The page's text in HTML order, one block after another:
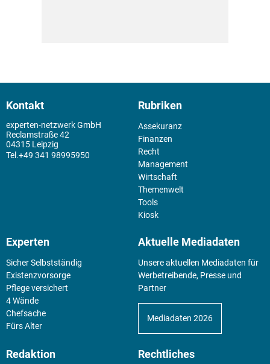
Kontakt
experten-netzwerk GmbH
Reclamstraße 42
04315 Leipzig
+49 341 98995950
Rubriken
Assekuranz
Finanzen
Recht
Management
Wirtschaft
Themenwelt
Tools
Kiosk
Experten
Sicher Selbstständig
Existenz­vorsorge
Pflege versichert
4 Wände
Chefsache
Fürs Alter
Aktuelle Mediadaten
Unsere aktuellen Mediadaten für
Werbetreibende, Presse und
Partner
Mediadaten 2026
Redaktion Rechtliches